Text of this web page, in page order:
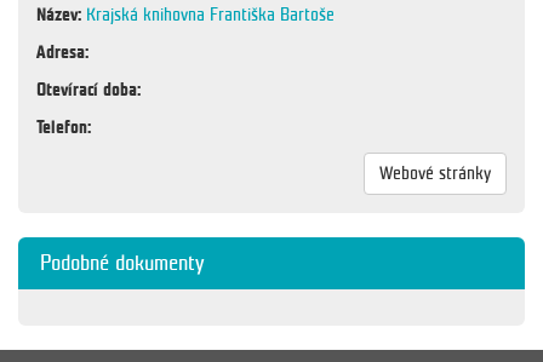
Název: Krajská knihovna Františka Bartoše
Adresa:
Otevírací doba:
Telefon:
Webové stránky
Podobné dokumenty